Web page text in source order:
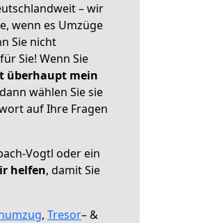
– wir
wenn es Umzüge
Sie nicht
Sie! Wenn Sie
überhaupt mein
wählen Sie sie
auf Ihre Fragen
Vogtl oder ein
helfen, damit Sie
, Tresor– &